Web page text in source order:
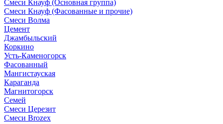
Смеси Кнауф (Основная группа)
Смеси Кнауф (Фасованные и прочие)
Смеси Волма
Цемент
Джамбыльский
Коркино
Усть-Каменогорск
Фасованный
Мангистауская
Караганда
Магнитогорск
Семей
Смеси Церезит
Смеси Brozex